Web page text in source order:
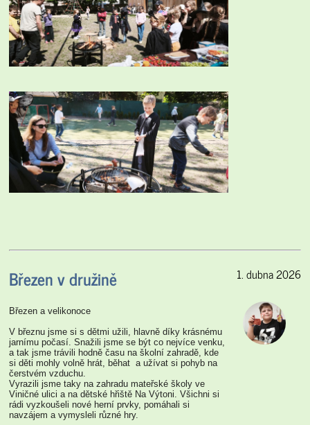
Březen v družině
Březen a velikonoce
V březnu jsme si s dětmi užili, hlavně díky krásnému
jarnímu počasí. Snažili jsme se být co nejvíce venku,
a tak jsme trávili hodně času na školní zahradě, kde
si děti mohly volně hrát, běhat a užívat si pohyb na
čerstvém vzduchu.
Vyrazili jsme taky na zahradu mateřské školy ve
Viničné ulici a na dětské hřiště Na Výtoni. Všichni si
rádi vyzkoušeli nové herní prvky, pomáhali si
navzájem a vymysleli různé hry.
1. dubna 2026